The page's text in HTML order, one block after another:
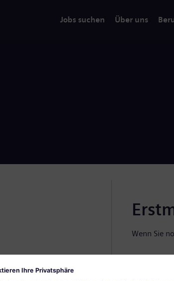
Jobs suchen Über uns
Wenn Sie